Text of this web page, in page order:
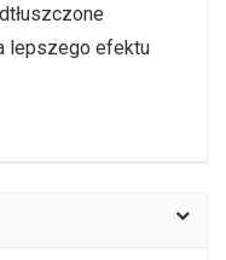
lepszego efektu